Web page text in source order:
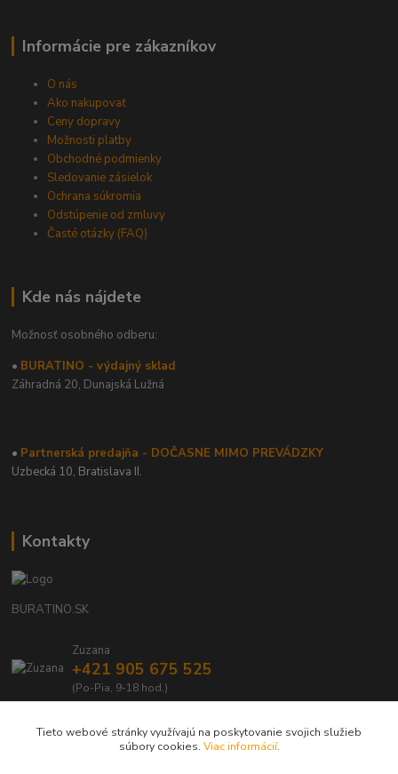
Informácie pre zákazníkov
O nás
Ako nakupovať
Ceny dopravy
Možnosti platby
Obchodné podmienky
Sledovanie zásielok
Ochrana súkromia
Odstúpenie od zmluvy
Časté otázky (FAQ)
Kde nás nájdete
Možnosť osobného odberu:
• BURATINO - výdajný sklad
Záhradná 20, Dunajská Lužná
• Partnerská predajňa - DOČASNE MIMO PREVÁDZKY
Uzbecká 10, Bratislava II.
Kontakty
BURATINO.SK
Zuzana
+421 905 675 525
(Po-Pia, 9-18 hod.)
Tieto webové stránky využívajú na poskytovanie svojich služieb
súbory cookies. Viac informácií.